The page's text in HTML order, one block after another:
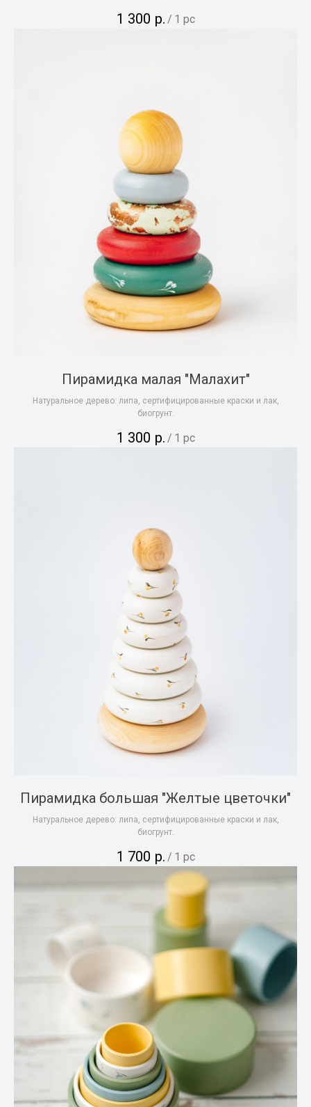
1 300 р. / 1 pc
Пирамидка малая "Малахит"
Натуральное дерево: липа, сертифицированные краски и лак,
биогрунт.
1 300 р. / 1 pc
Пирамидка большая "Желтые цветочки"
Натуральное дерево: липа, сертифицированные краски и лак,
биогрунт.
1 700 р. / 1 pc